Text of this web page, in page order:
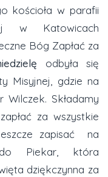
kościoła w parafii
w Katowicach
Bóg Zapłać za
odbyła się
Misyjnej, gdzie na
Wilczek. Składamy
za wszystkie
zapisać na
do Piekar, która
dziękczynna za